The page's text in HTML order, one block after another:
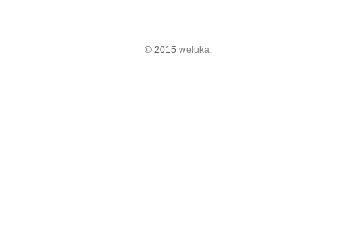
© 2015 weluka.